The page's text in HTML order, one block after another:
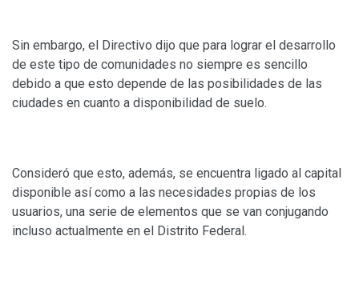
Sin embargo, el Directivo dijo que para lograr el desarrollo
de este tipo de comunidades no siempre es sencillo
debido a que esto depende de las posibilidades de las
ciudades en cuanto a disponibilidad de suelo.
Consideró que esto, además, se encuentra ligado al capital
disponible así como a las necesidades propias de los
usuarios, una serie de elementos que se van conjugando
incluso actualmente en el Distrito Federal.